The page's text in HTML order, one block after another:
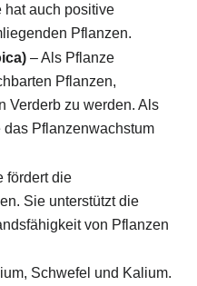
hat auch positive
Pflanzen.
– Als Pflanze
Pflanzen,
Verderb zu werden. Als
das Pflanzenwachstum
fördert die
Sie unterstützt die
von Pflanzen
Schwefel und Kalium.